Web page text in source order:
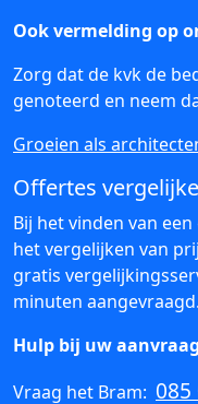
Ook vermelding op
Zorg dat de kvk de
genoteerd en neem
Groeien als
Offertes
Bij het vinden van
het vergelijken van
gratis
minuten aangevraagd.
Hulp bij uw
Vraag het Bram: 085